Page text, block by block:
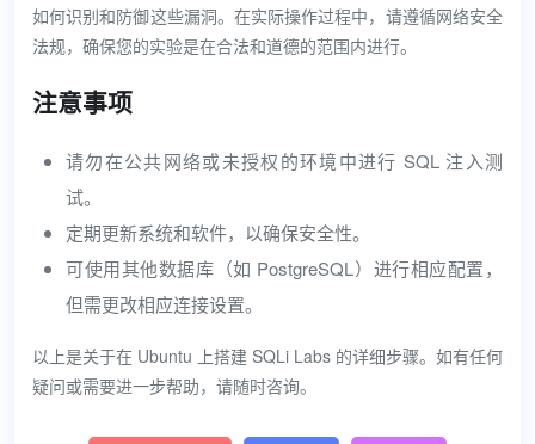
如何识别和防御这些漏洞。在实际操作过程中，请遵循网络安全
法规，确保您的实验是在合法和道德的范围内进行。
注意事项
请勿在公共网络或未授权的环境中进行 SQL 注入测
试。
定期更新系统和软件，以确保安全性。
可使用其他数据库（如 PostgreSQL）进行相应配置，
但需更改相应连接设置。
以上是关于在 Ubuntu 上搭建 SQLi Labs 的详细步骤。如有任何
疑问或需要进一步帮助，请随时咨询。